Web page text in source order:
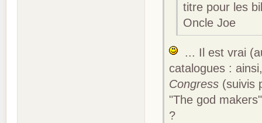
titre pour les
Oncle Joe
... Il est vrai
catalogues :
Congress (suivis
"The god
?